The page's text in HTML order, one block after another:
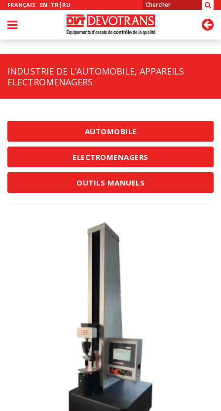
FRANÇAIS EN TR RU
INDUSTRIE DE L’AUTOMOBILE, APPAREILS
ELECTROMENAGERS
AUTOMOBILE
ELECTROMENAGERS
OUTILS MANUELS